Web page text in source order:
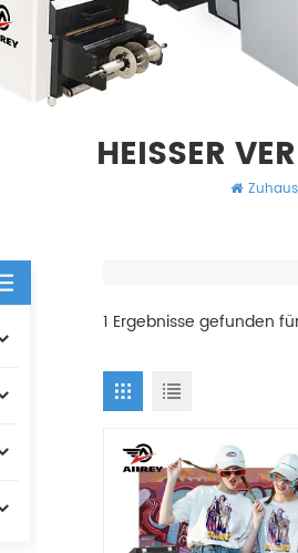
HEISSER
1 Ergebnisse gefunden